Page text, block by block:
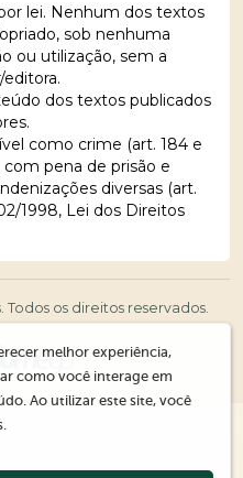
lei. Nenhum dos textos
sob nenhuma
ou utilização, sem a
dos textos publicados
como crime (art. 184 e
pena de prisão e
diversas (art.
1998, Lei dos Direitos
os direitos reservados.
melhor experiência,
como você interage em
Ao utilizar este site, você